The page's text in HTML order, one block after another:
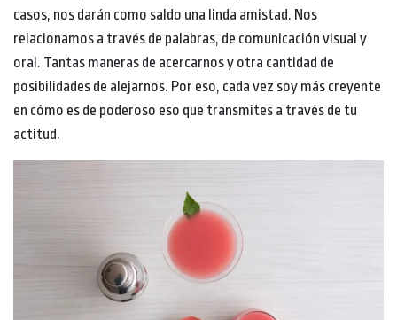
casos, nos darán como saldo una linda amistad. Nos
relacionamos a través de palabras, de comunicación visual y
oral. Tantas maneras de acercarnos y otra cantidad de
posibilidades de alejarnos. Por eso, cada vez soy más creyente
en cómo es de poderoso eso que transmites a través de tu
actitud.